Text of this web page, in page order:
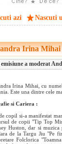
azi Nascuti
Irina Mihai
emisiune a moderat
Irina Mihai, cu
Este una dintre cele
si Cariera :
copil si-a manifestat
de copii "Tip Top
Huston, dar si
de la Targu Jiu "Pe
Folclorica